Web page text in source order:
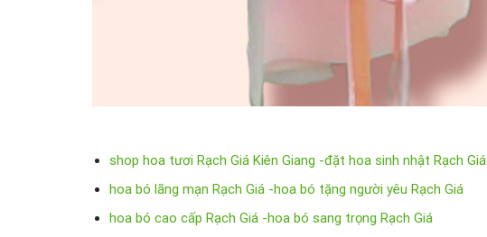
shop hoa tươi Rạch Giá Kiên Giang -đặt hoa sinh nhật Rạch Giá
hoa bó lãng mạn Rạch Giá -hoa bó tặng người yêu Rạch Giá
hoa bó cao cấp Rạch Giá -hoa bó sang trọng Rạch Giá